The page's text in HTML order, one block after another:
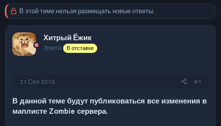
р
т
м
ы
н
а
л
а
В этой теме нельзя размещать новые ответы.
Хитрый Ёжик
Элита В отставке
21 Сен 2013 #1
В данной теме будут публиковаться все изменения в
маплисте Zombie сервера.